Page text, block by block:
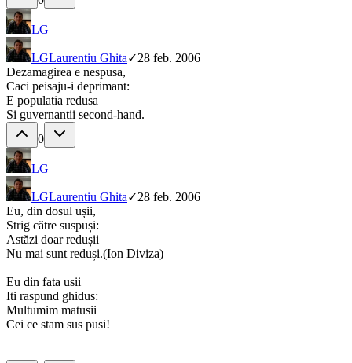
LG
LGLaurentiu Ghita✓28 feb. 2006
Dezamagirea e nespusa,
Caci peisaju-i deprimant:
E populatia redusa
Si guvernantii second-hand.
0
LG
LGLaurentiu Ghita✓28 feb. 2006
Eu, din dosul ușii,
Strig către suspuși:
Astăzi doar redușii
Nu mai sunt reduși.(Ion Diviza)
Eu din fata usii
Iti raspund ghidus:
Multumim matusii
Cei ce stam sus pusi!